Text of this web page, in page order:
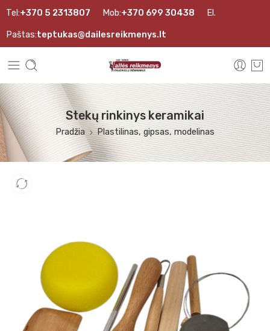
Tel:+370 5 2313807 Mob:+370 699 30438 El.
Paštas:teptukas@dailesreikmenys.lt
Stekų rinkinys keramikai
Pradžia Plastilinas, gipsas, modelinas